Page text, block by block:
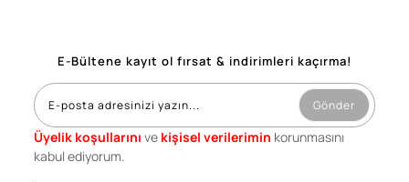
E-Bültene kayıt ol fırsat & indirimleri kaçırma!
Gönder
Üyelik koşullarını ve kişisel verilerimin korunmasını
kabul ediyorum.